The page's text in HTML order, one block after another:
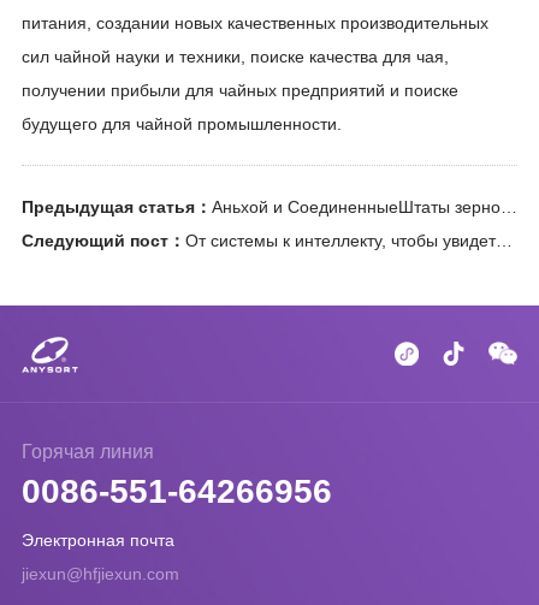
питания, создании новых качественных производительных
сил чайной науки и техники, поиске качества для чая,
получении прибыли для чайных предприятий и поиске
будущего для чайной промышленности.
Предыдущая статья： Аньхой и СоединенныеШтаты зерновые машины Цзе Сюнь облачное управление передовые технологические достижения возглавили продовольственную ярмарку зерновых машин и оборудования выставочной площадки, стоимость самой большой яркой точки!
Следующий пост： От системы к интеллекту, чтобы увидеть 2024 World Manufacturing Congress и Jet Xin Cloud Control в обоих направлениях
Горячая линия
0086-551-64266956
Электронная почта
jiexun@hfjiexun.com